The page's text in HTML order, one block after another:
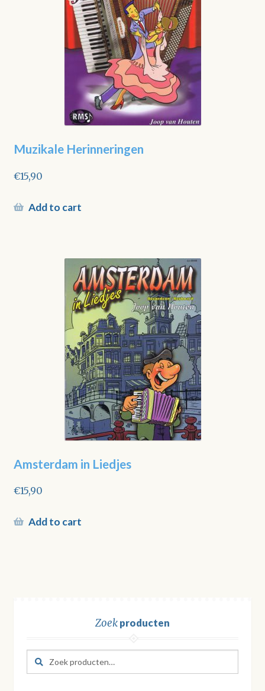
Muzikale Herinneringen
€15,90
Add to cart
Amsterdam in Liedjes
€15,90
Add to cart
Zoekproducten
Zoeken
naar:
Zoeken